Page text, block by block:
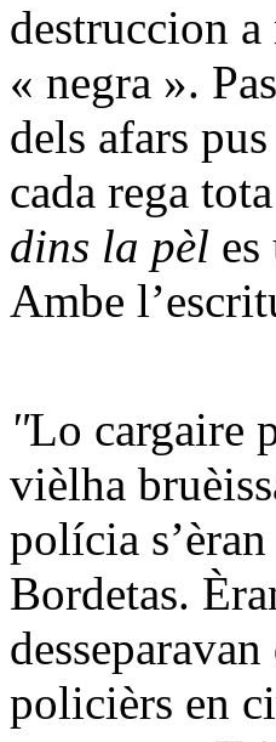
destruccion a
« negra ».
dels afars
cada rega
dins la pèl
Ambe
"Lo cargaire
vièlha
polícia
Bordetas.
policièrs en